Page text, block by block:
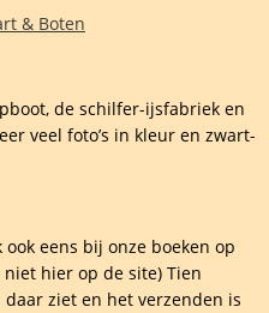
& Boten
de schilfer-ijsfabriek en
veel foto’s in kleur en zwart-
eens bij onze boeken op
hier op de site) Tien
ziet en het verzenden is